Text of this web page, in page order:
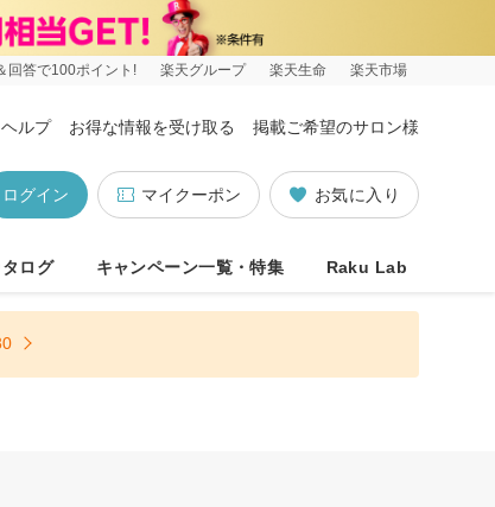
回答で100ポイント! 楽天グループ 楽天生命 楽天市場
ヘルプ お得な情報を受け取る 掲載ご希望のサロン様
お気に入り
マイクーポン
ログイン
ログ キャンペーン一覧・特集 Raku Lab